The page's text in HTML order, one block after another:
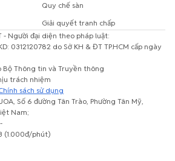
Quy chế sàn
Giải quyết tranh chấp
- Người đại diện theo pháp luật:
0312120782 do Sở KH & ĐT TP.HCM cấp ngày
Bộ Thông tin và Truyền thông
trách nhiệm
sách sử dụng
Số 6 đường Tân Trào, Phường Tân Mỹ,
Nam;
(1.000đ/phút)